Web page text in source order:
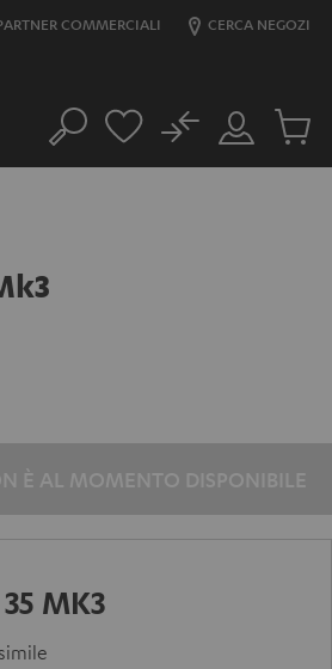
COMMERCIALI CERCA NEGOZI
Cerca
Il
mio
No
Prodotti
MK3